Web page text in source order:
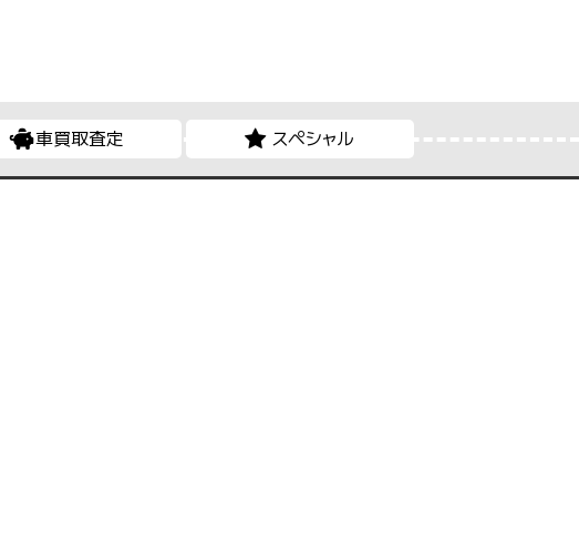
車買取査定 スペシャル